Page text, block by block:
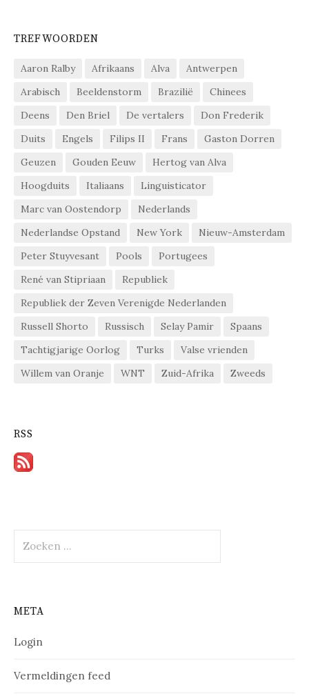
TREFWOORDEN
Aaron Ralby Afrikaans Alva
Antwerpen
Arabisch
Beeldenstorm Brazilië
Chinees
Deens
Den Briel De vertalers
Don Frederik
Duits
Engels Filips II Frans
Gaston Dorren
Geuzen
Gouden Eeuw
Hertog van Alva
Hoogduits
Italiaans
Linguisticator
Marc van Oostendorp
Nederlands
Nederlandse Opstand
New York
Nieuw-Amsterdam
Peter Stuyvesant
Pools
Portugees
René van Stipriaan
Republiek
Republiek der Zeven Verenigde Nederlanden
Russell Shorto
Russisch Selay Pamir
Spaans
Tachtigjarige Oorlog
Turks
Valse vrienden
Willem van Oranje
WNT Zuid-Afrika Zweeds
RSS
naar:
META
Login
Vermeldingen feed